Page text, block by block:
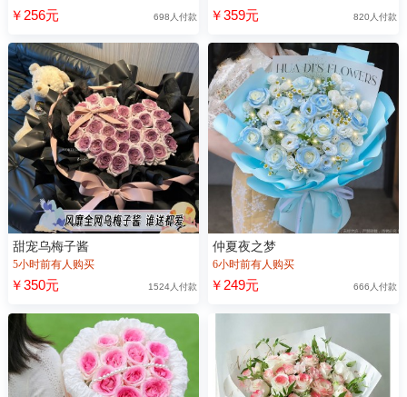
￥256元 698人付款 ￥359元 820人付款
甜宠乌梅子酱
5小时前有人购买
￥350元 1524人付款
仲夏夜之梦
6小时前有人购买
￥249元 666人付款